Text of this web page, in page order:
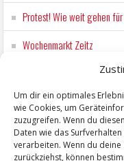
Um dir ein optimales
wie Cookies, um
zuzugreifen. Wenn du
Daten wie das
verarbeiten. Wenn du
zurückziehst, können
Protest! Wie weit gehen
Wochenmarkt Zeitz
EINFACH LESEN im
Workshop für Kinder: